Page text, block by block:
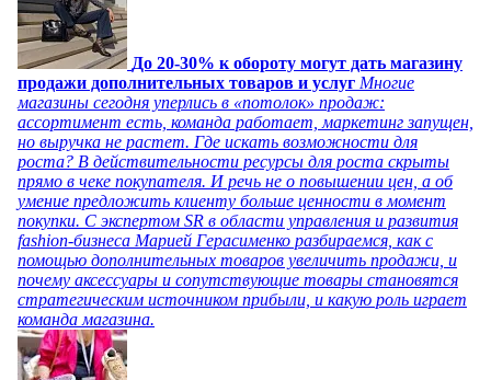
До 20-30% к обороту могут дать магазину
продажи дополнительных товаров и услуг Многие
магазины сегодня уперлись в «потолок» продаж:
ассортимент есть, команда работает, маркетинг запущен,
но выручка не растет. Где искать возможности для
роста? В действительности ресурсы для роста скрыты
прямо в чеке покупателя. И речь не о повышении цен, а об
умение предложить клиенту больше ценности в момент
покупки. С экспертом SR в области управления и развития
fashion-бизнеса Марией Герасименко разбираемся, как с
помощью дополнительных товаров увеличить продажи, и
почему аксессуары и сопутствующие товары становятся
стратегическим источником прибыли, и какую роль играет
команда магазина.